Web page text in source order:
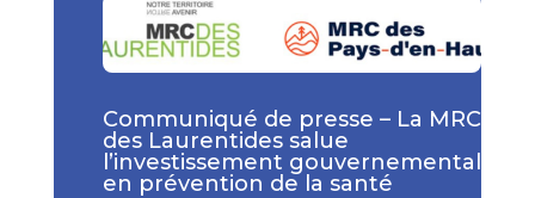
Communiqué de presse – La MRC
des Laurentides salue
l’investissement gouvernemental
en prévention de la santé